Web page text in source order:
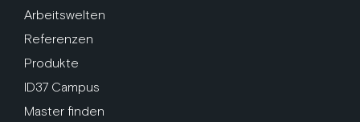
Arbeitswelten
Referenzen
Produkte
ID37 Campus
Master finden